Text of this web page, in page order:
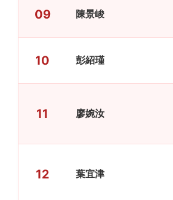
09 陳景峻
10 彭紹瑾
11 廖婉汝
12 葉宜津